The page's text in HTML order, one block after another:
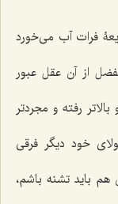
فرات آب می‌خورد
از آن عقل عبور
رفته و مجردتر
خود دیگر فرقی
باید تشنه باشم،